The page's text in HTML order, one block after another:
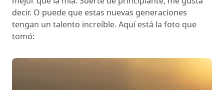
decir. O puede que estas nuevas generaciones
tengan un talento increíble. Aquí está la foto que
tomó: